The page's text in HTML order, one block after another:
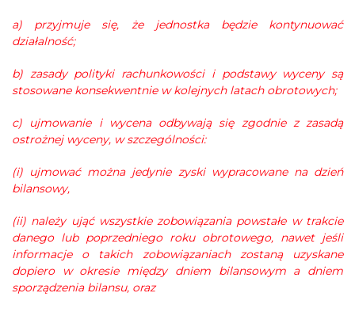
a) przyjmuje się, że jednostka będzie kontynuować
działalność;
b) zasady polityki rachunkowości i podstawy wyceny są
stosowane konsekwentnie w kolejnych latach obrotowych;
c) ujmowanie i wycena odbywają się zgodnie z zasadą
ostrożnej wyceny, w szczególności:
(i) ujmować można jedynie zyski wypracowane na dzień
bilansowy,
(ii) należy ująć wszystkie zobowiązania powstałe w trakcie
danego lub poprzedniego roku obrotowego, nawet jeśli
informacje o takich zobowiązaniach zostaną uzyskane
dopiero w okresie między dniem bilansowym a dniem
sporządzenia bilansu, oraz